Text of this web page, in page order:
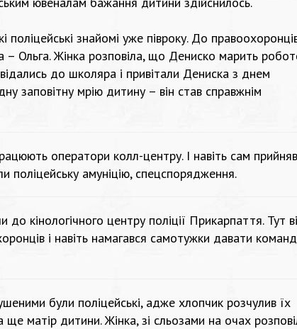
знайомі уже півроку. До
Ольга. Жінка розповіла, що Дениско марить
до школяра і привітали Дениска з днем
заповітну мрію дитину – він став справжнім
оператори колл-центру. І навіть сам прийняв
поліцейську амуніцію, спецспорядження.
кінологічного центру поліції Прикарпаття. Тут
і навіть намагався самотужки давати
були поліцейські, адже хлопчик розчулив їх
матір дитини. Жінка, зі сльозами на очах